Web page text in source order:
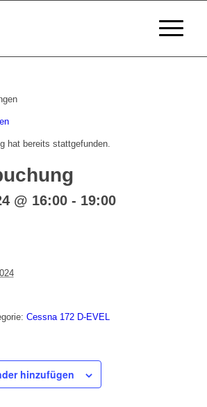
hat bereits stattgefunden.
@ 16:00- 19:00
Cessna 172 D-EVEL
hinzufügen